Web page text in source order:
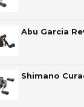
Abu Garcia
Shimano